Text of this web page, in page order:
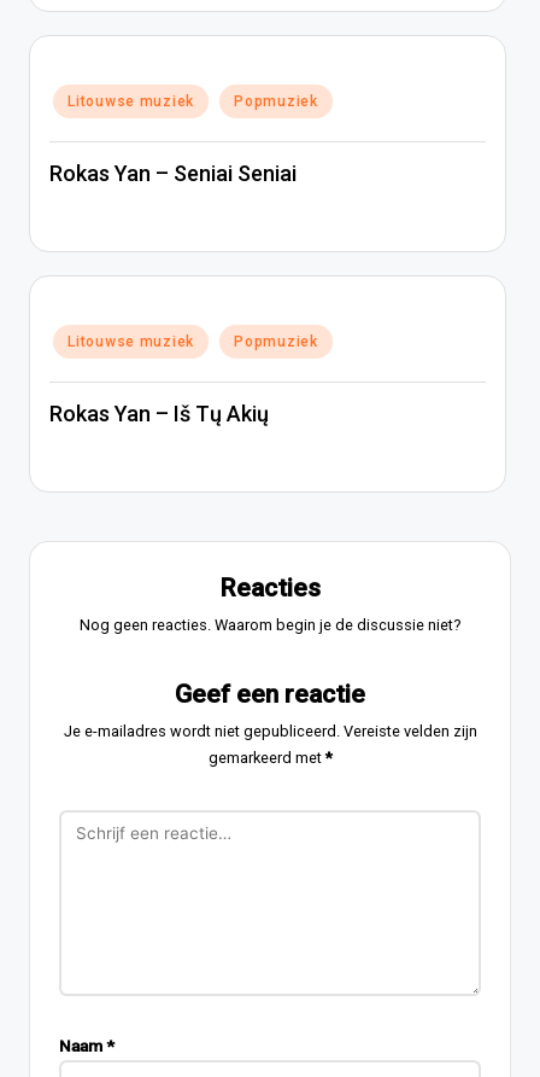
Geplaatst
in
Litouwse muziek Popmuziek
Rokas Yan – Seniai Seniai
Geplaatst
in
Litouwse muziek Popmuziek
Rokas Yan – Iš Tų Akių
Reacties
Nog geen reacties. Waarom begin je de discussie niet?
Geef een reactie
Je e-mailadres wordt niet gepubliceerd. Vereiste velden zijn
gemarkeerd met*
Naam*